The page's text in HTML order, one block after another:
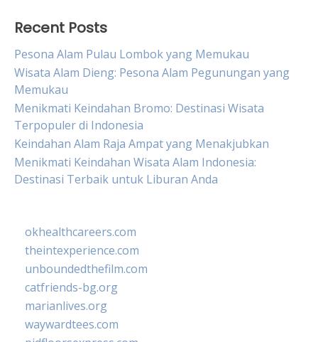
Recent Posts
Pesona Alam Pulau Lombok yang Memukau
Wisata Alam Dieng: Pesona Alam Pegunungan yang
Memukau
Menikmati Keindahan Bromo: Destinasi Wisata
Terpopuler di Indonesia
Keindahan Alam Raja Ampat yang Menakjubkan
Menikmati Keindahan Wisata Alam Indonesia:
Destinasi Terbaik untuk Liburan Anda
okhealthcareers.com
theintexperience.com
unboundedthefilm.com
catfriends-bg.org
marianlives.org
waywardtees.com